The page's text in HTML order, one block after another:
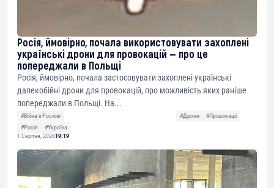
Росія, ймовірно, почала використовувати захоплені
українські дрони для провокацій — про це
попереджали в Польщі
Росія, ймовірно, почала застосовувати захоплені українські
далекобійні дрони для провокацій, про можливість яких раніше
попереджали в Польщі. На...
#Війна з Росією #Дрони
#Провокації
#Росія
#Україна
1 Серпня, 202619:19